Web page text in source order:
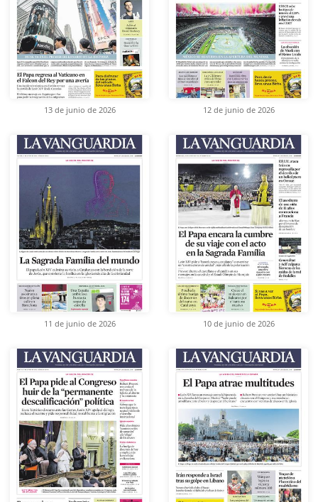
13 de junio de 2026 12 de junio de 2026
11 de junio de 2026 10 de junio de 2026